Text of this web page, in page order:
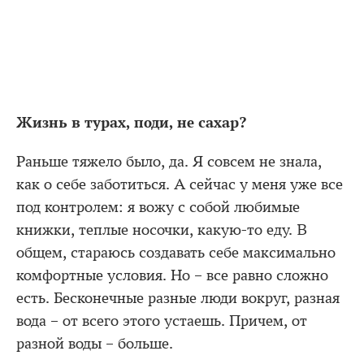
Жизнь в турах, поди, не сахар?
Раньше тяжело было, да. Я совсем не знала,
как о себе заботиться. А сейчас у меня уже все
под контролем: я вожу с собой любимые
книжки, теплые носочки, какую-то еду. В
общем, стараюсь создавать себе максимально
комфортные условия. Но – все равно сложно
есть. Бесконечные разные люди вокруг, разная
вода – от всего этого устаешь. Причем, от
разной воды – больше.